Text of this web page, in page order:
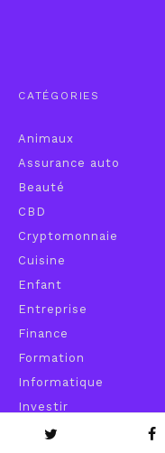
CATÉGORIES
Animaux
Assurance auto
Beauté
CBD
Cryptomonnaie
Cuisine
Enfant
Entreprise
Finance
Formation
Informatique
Investir
Maison